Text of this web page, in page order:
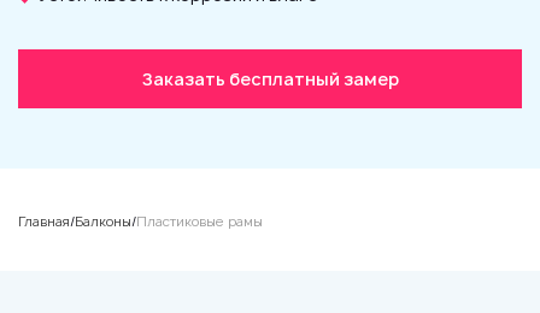
Заказать бесплатный замер
Главная/Балконы/Пластиковые рамы